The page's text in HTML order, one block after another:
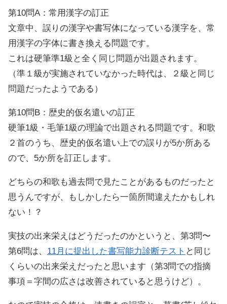
第10問A：常用漢字の訂正
文章中、誤りの漢字や書写体になっている漢字を、常
用漢字の字体に書き換える問題です。
これは硬筆準1級と全く同じ問題が出題されます。
（準１級が実施されていなかった時代は、２級と同じ
問題だったようである）
第10問B：歴史的仮名遣いの訂正
硬筆1級・毛筆1級の理論で出題される問題です。和歌
２首のうち、歴史的仮名遣い上での誤りが5か所ある
ので、5か所を訂正します。
どちらの和歌も過去問で見たことがあるものだったと
思うんですが、もしかしたら一箇所間違えたかもしれ
ない！？
実技の出来栄えはどうだったのかというと、第3問〜
第6問は、 11月に提出した書写能力診断テスト と同じ
くらいの出来栄えだったと思います（第3問での指摘
事項＝字間の広さは改善されていると思うけど）。